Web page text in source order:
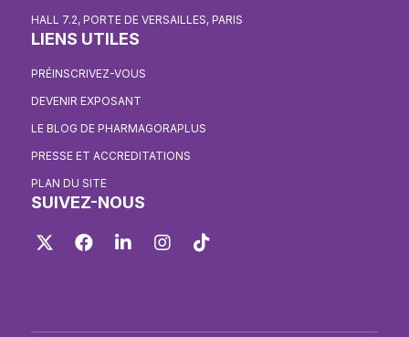
HALL 7.2, PORTE DE VERSAILLES, PARIS
LIENS UTILES
PRÉINSCRIVEZ-VOUS
DEVENIR EXPOSANT
LE BLOG DE PHARMAGORAPLUS
PRESSE ET ACCREDITATIONS
PLAN DU SITE
SUIVEZ-NOUS
Twitter FacebookLinkedIn Instagram